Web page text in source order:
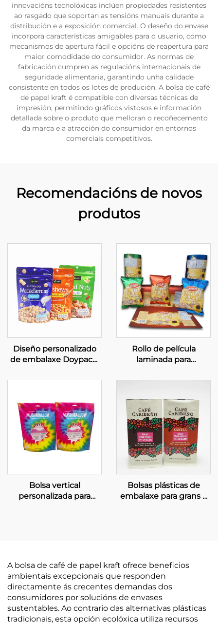
innovacións tecnolóxicas inclúen propiedades resistentes
ao rasgado que soportan as tensións manuais durante a
distribución e a exposición comercial. O deseño do envase
incorpora características amigables para o usuario, como
mecanismos de apertura fácil e opcións de reapertura para
maior comodidade do consumidor. As normas de
fabricación cumpren as regulacións internacionais de
seguridade alimentaria, garantindo unha calidade
consistente en todos os lotes de produción. A bolsa de café
de papel kraft é compatible con diversas técnicas de
impresión, permitindo gráficos vistosos e información
detallada sobre o produto que melloran o recoñecemento
da marca e a atracción do consumidor en entornos
comerciais competitivos.
Recomendacións de novos
produtos
Diseño personalizado
de embalaxe Doypack,
para frutos secos
Rollo de película
laminada para
bolsas impresas para
Bolsa vertical
personalizada para
Bolsas plásticas de
embalaxe para grans e
A bolsa de café de papel kraft ofrece beneficios
ambientais excepcionais que responden
directamente ás crecentes demandas dos
consumidores por solucións de envases
sustentables. Ao contrario das alternativas plásticas
tradicionais, esta opción ecolóxica utiliza recursos